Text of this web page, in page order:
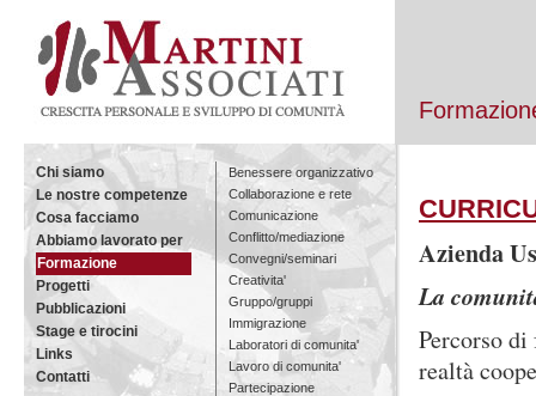
Chi siamo
Le nostre competenze
Cosa facciamo
Abbiamo lavorato per
Formazione
Progetti
Pubblicazioni
Stage e tirocini
Links
Contatti
Benessere organizzativo
Collaborazione e rete
Comunicazione
Conflitto/mediazione
Convegni/seminari
Creativita'
Gruppo/gruppi
Immigrazione
Laboratori di comunita'
Lavoro di comunita'
Partecipazione
Azienda
La
Percorso
realtà